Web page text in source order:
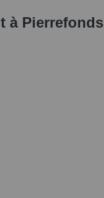
à Pierrefonds